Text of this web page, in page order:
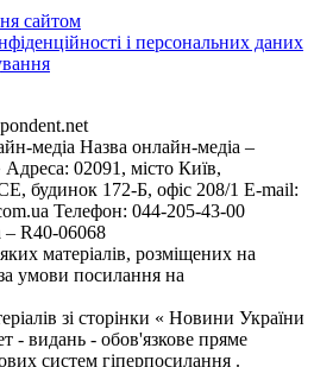
сайтом
і персональних даних
медіа Назва онлайн-медіа –
02091, місто Київ,
172-Б, офіс 208/1 E-mail:
Телефон: 044-205-43-00
– R40-06068
матеріалів, розміщених на
умови посилання на
зі сторінки « Новини України
- видань - обов'язкове пряме
систем гіперпосилання .